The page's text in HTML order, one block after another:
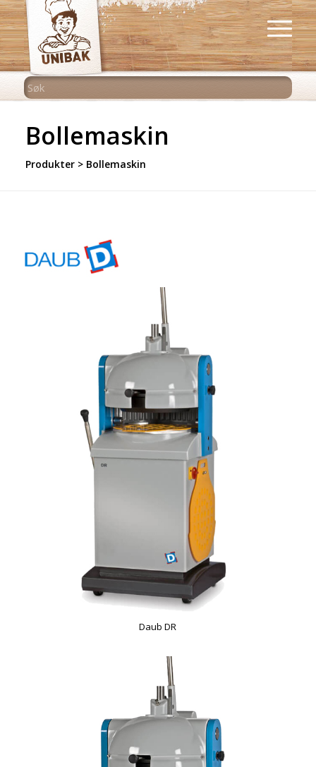
Bollemaskin
Produkter> Bollemaskin
Daub DR